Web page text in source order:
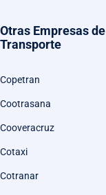
Otras Empresas de
Transporte
Copetran
Cootrasana
Cooveracruz
Cotaxi
Cotranar